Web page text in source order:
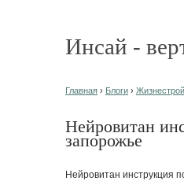
Инсай -
Главная › Блоги › Жизнестрой
Нейровитан
запорожье
Нейровитан инструкция